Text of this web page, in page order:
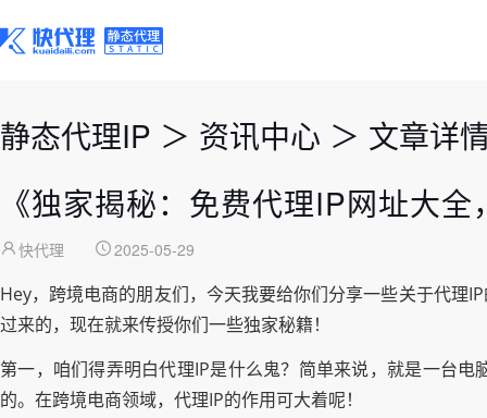
静态代理IP ＞ 资讯中心 ＞ 文章详
《独家揭秘：免费代理IP网址大
快代理 2025-05-29
Hey，跨境电商的朋友们，今天我要给你们分享一些关于代理
过来的，现在就来传授你们一些独家秘籍！
第一，咱们得弄明白代理IP是什么鬼？简单来说，就是一台
的。在跨境电商领域，代理IP的作用可大着呢！